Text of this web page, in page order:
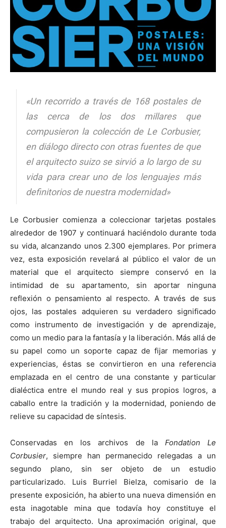
«Un recorrido a través de 168 postales de
las cerca de los dos millares que
compusieron la colección de Le Corbusier,
en diálogo directo con otras fuentes de que
el arquitecto suizo se sirvió a lo largo de su
vida para crear uno de los lenguajes más
definitorios de nuestra modernidad»
Le Corbusier comienza a coleccionar tarjetas postales
alrededor de 1907 y continuará haciéndolo durante toda
su vida, alcanzando unos 2.300 ejemplares. Por primera
vez, esta exposición revelará al público el valor de un
material que el arquitecto siempre conservó en la
intimidad de su apartamento, sin aportar ninguna
reflexión o pensamiento al respecto. A través de sus
ojos, las postales adquieren su verdadero significado
como instrumento de investigación y de aprendizaje,
como un medio para la fantasía y la liberación. Más allá de
su papel como un soporte capaz de fijar memorias y
experiencias, éstas se convirtieron en una referencia
emplazada en el centro de una constante y particular
dialéctica entre el mundo real y sus propios logros, a
caballo entre la tradición y la modernidad, poniendo de
relieve su capacidad de síntesis.
Conservadas en los archivos de la Fondation Le
Corbusier, siempre han permanecido relegadas a un
segundo plano, sin ser objeto de un estudio
particularizado. Luis Burriel Bielza, comisario de la
presente exposición, ha abierto una nueva dimensión en
esta inagotable mina que todavía hoy constituye el
trabajo del arquitecto. Una aproximación original, que